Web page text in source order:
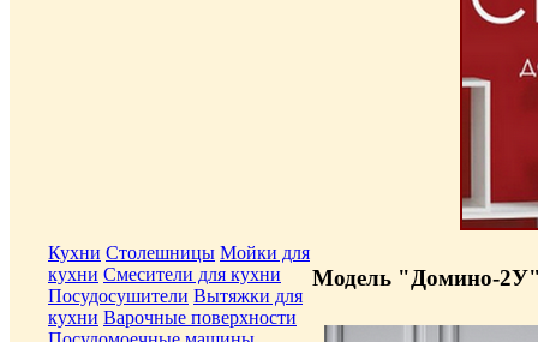
Кухни Столешницы Мойки для
кухни Смесители для кухни
Посудосушители Вытяжки для
кухни Варочные поверхности
Модель "Домино-